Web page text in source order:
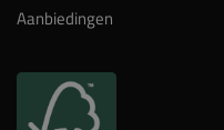
Aanbiedingen